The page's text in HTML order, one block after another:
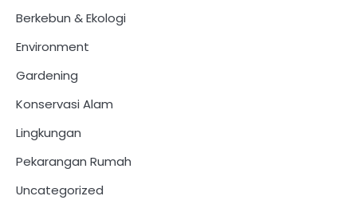
Berkebun & Ekologi
Environment
Gardening
Konservasi Alam
Lingkungan
Pekarangan Rumah
Uncategorized